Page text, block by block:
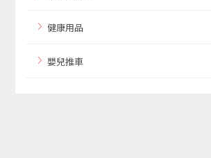
健康用品
嬰兒推車